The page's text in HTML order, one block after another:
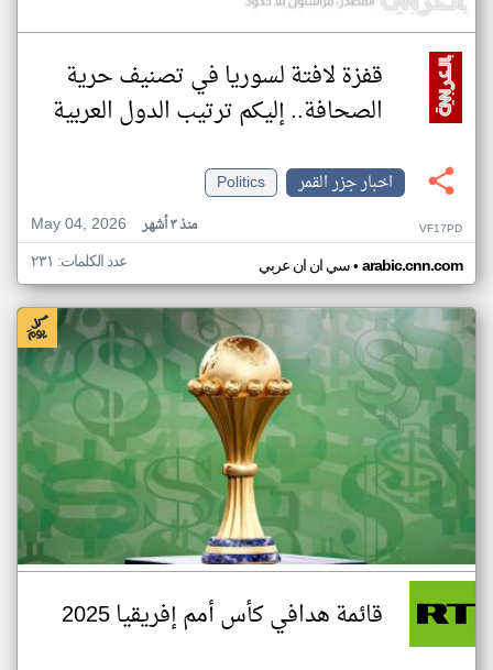
قفزة لافتة لسوريا في تصنيف حرية
الصحافة.. إليكم ترتيب الدول العربية
اخبار جزر القمر
Politics
May 04, 2026
منذ ٣ أشهر VF17PD
سي ان ان عربي• arabic.cnn.com عدد الكلمات: ٢٣١
قائمة هدافي كأس أمم إفريقيا 2025